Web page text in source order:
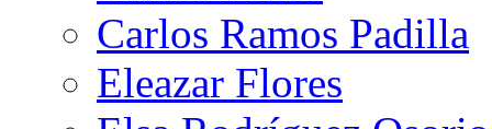
Carlos Ramos Padilla
Eleazar Flores